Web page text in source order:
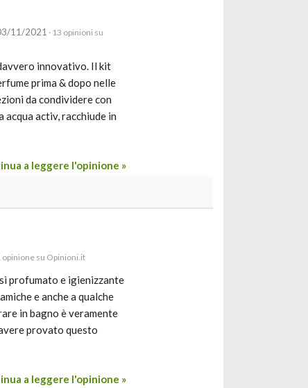
11/2021 · 13 opinioni su
innovativo. Il kit
prima & dopo nelle
da condividere con
activ, racchiude in
a leggere l'opinione »
opinione su Opinioni.it
profumato e igienizzante
e anche a qualche
in bagno è veramente
provato questo
a leggere l'opinione »